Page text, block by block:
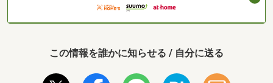
この情報を誰かに知らせる / 自分に送る